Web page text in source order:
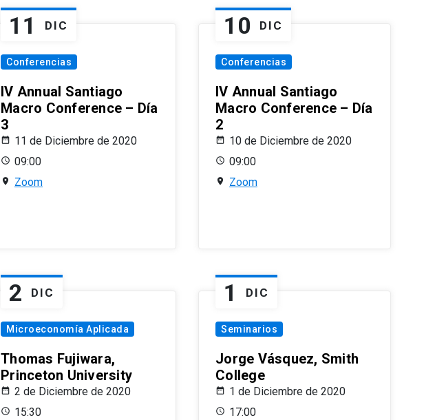
11 DIC
Conferencias
IV Annual Santiago
Macro Conference – Día
3
11 de Diciembre de 2020
09:00
Zoom
10 DIC
Conferencias
IV Annual Santiago
Macro Conference – Día
2
10 de Diciembre de 2020
09:00
Zoom
2 DIC
Microeconomía Aplicada
Thomas Fujiwara,
Princeton University
2 de Diciembre de 2020
15:30
1 DIC
Seminarios
Jorge Vásquez, Smith
College
1 de Diciembre de 2020
17:00